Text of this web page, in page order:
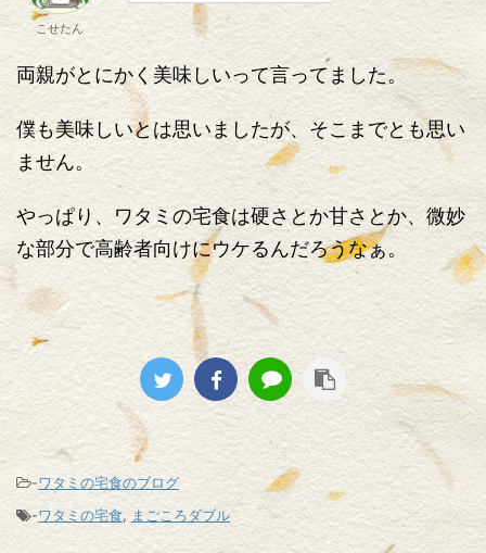
こせたん
両親がとにかく美味しいって言ってました。
僕も美味しいとは思いましたが、そこまでとも思い
ません。
やっぱり、ワタミの宅食は硬さとか甘さとか、微妙
な部分で高齢者向けにウケるんだろうなぁ。
-ワタミの宅食のブログ
-ワタミの宅食,まごころダブル